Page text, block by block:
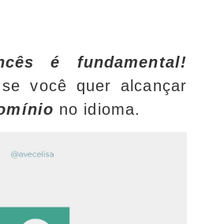
é fundamental!
você quer alcançar
no idioma.